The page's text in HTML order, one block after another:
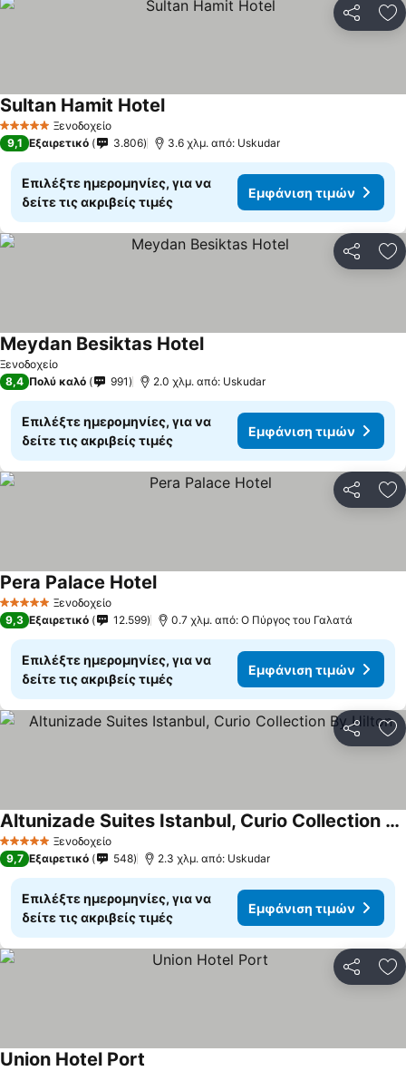
5 Αστέρια Ξενοδοχείο
Sultan Hamit HotelΕμφάνιση τιμών
9,1 Εξαιρετικό 3.806 3.6 χλμ. από: Uskudar
Επιλέξτε ημερομηνίες, για να
δείτε τις ακριβείς τιμές
Εμφάνιση τιμών
Ξενοδοχείο
Meydan Besiktas HotelΕμφάνιση τιμών
8,4 Πολύ καλό 991 2.0 χλμ. από: Uskudar
Επιλέξτε ημερομηνίες, για να
δείτε τις ακριβείς τιμές
Εμφάνιση τιμών
5 Αστέρια Ξενοδοχείο
Pera Palace HotelΕμφάνιση τιμών
9,3 Εξαιρετικό 12.599 0.7 χλμ. από: Ο Πύργος του Γαλατά
Επιλέξτε ημερομηνίες, για να
δείτε τις ακριβείς τιμές
Εμφάνιση τιμών
5 Αστέρια Ξενοδοχείο
Altunizade Suites Istanbul, Curio Collection By Hilton
Εμφάνιση τιμών
9,7 Εξαιρετικό 548 2.3 χλμ. από: Uskudar
Επιλέξτε ημερομηνίες, για να
δείτε τις ακριβείς τιμές
Εμφάνιση τιμών
Union Hotel Port